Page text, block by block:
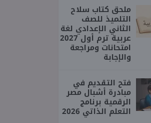
ملحق كتاب سلاح
التلميذ للصف
الثاني الإعدادي لغة
عربية ترم أول 2027
امتحانات ومراجعة
والإجابة
فتح التقديم في
مبادرة أشبال مصر
الرقمية برنامج
التعلم الذاتي 2026